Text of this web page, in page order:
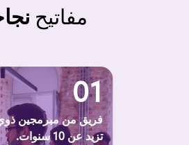
مفاتيح
01
فريق من مبرمجين
تزيد عن 10 سنوات.